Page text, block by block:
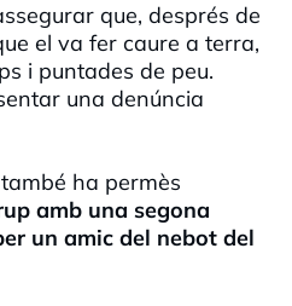
que, després de
el va fer caure a terra,
i puntades de peu.
una denúncia
ha permès
amb una segona
un amic del nebot del